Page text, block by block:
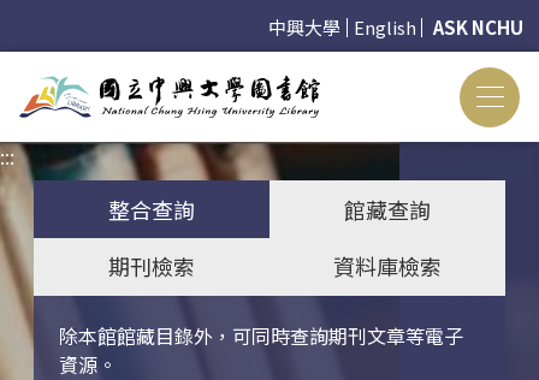
中興大學 English ASK NCHU
:::
整合查詢
館藏查詢
期刊檢索
資料庫檢索
除本館館藏目錄外，可同時查詢期刊文章等電子
資源。
關鍵字搜尋